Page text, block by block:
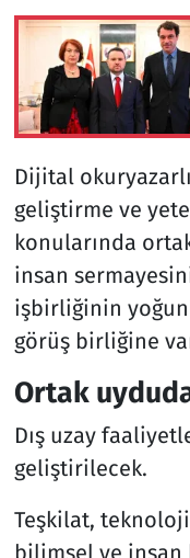
Dijital
geliştirme ve
konularında
insan
işbirliğinin
görüş birliğine
Ortak
Dış uzay
geliştirilecek.
Teşkilat,